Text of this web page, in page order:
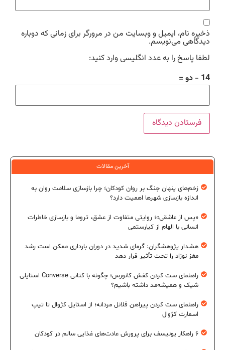
ذخیره نام، ایمیل و وبسایت من در مرورگر برای زمانی که دوباره
دیدگاهی می‌نویسم.
لطفا پاسخ را به عدد انگلیسی وارد کنید:
14 − دو =
آخرین مقالات
زخم‌های پنهان جنگ بر روان کودکان؛ چرا بازسازی سلامت روان به
اندازه بازسازی شهرها اهمیت دارد؟
«پس از عاشقی»؛ روایتی متفاوت از عشق، تروما و بازسازی خاطرات
انسانی با الهام از کیارستمی
هشدار پژوهشگران: گرمای شدید در دوران بارداری ممکن است رشد
مغز نوزاد را تحت تأثیر قرار دهد
راهنمای ست کردن کفش کانورس؛ چگونه با کتانی Converse استایلی
شیک و همیشه‌مد داشته باشیم؟
راهنمای ست کردن پیراهن فلانل مردانه؛ از استایل کژوال تا تیپ
اسمارت کژوال
۶ راهکار یونیسف برای پرورش عادت‌های غذایی سالم در کودکان